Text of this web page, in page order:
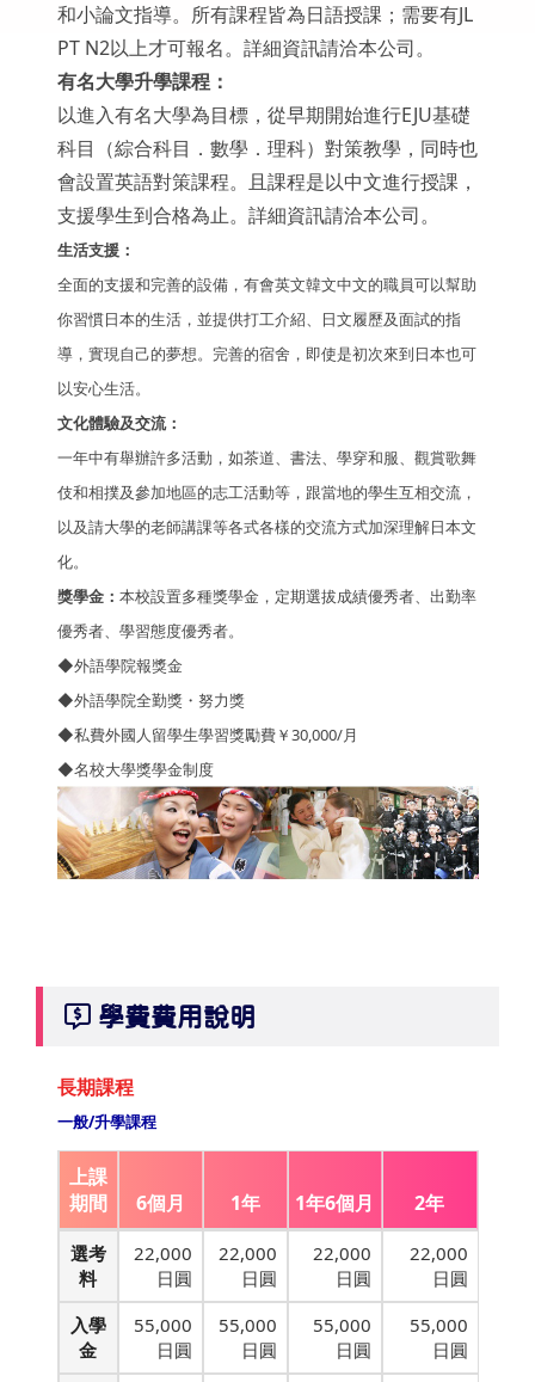
和小論文指導。所有課程皆為日語授課；需要有JL
PT N2以上才可報名。詳細資訊請洽本公司。
有名大學升學課程：
以進入有名大學為目標，從早期開始進行EJU基礎
科目（綜合科目．數學．理科）對策教學，同時也
會設置英語對策課程。且課程是以中文進行授課，
支援學生到合格為止。詳細資訊請洽本公司。
生活支援：
全面的支援和完善的設備，有會英文韓文中文的職員可以幫助
你習慣日本的生活，並提供打工介紹、日文履歷及面試的指
導，實現自己的夢想。完善的宿舍，即使是初次來到日本也可
以安心生活。
文化體驗及交流：
一年中有舉辦許多活動，如茶道、書法、學穿和服、觀賞歌舞
伎和相撲及參加地區的志工活動等，跟當地的學生互相交流，
以及請大學的老師講課等各式各樣的交流方式加深理解日本文
化。
獎學金： 本校設置多種獎學金，定期選拔成績優秀者、出勤率
優秀者、學習態度優秀者。
◆外語學院報獎金
◆外語學院全勤獎・努力獎
◆私費外國人留學生學習獎勵費￥30,000/月
◆名校大學獎學金制度
學費費用說明
長期課程
一般/升學課程
上課
期間
6個月 1年 1年6個月 2年
選考
料
22,000
日圓
22,000
日圓
22,000
日圓
22,000
日圓
入學
金
55,000
日圓
55,000
日圓
55,000
日圓
55,000
日圓